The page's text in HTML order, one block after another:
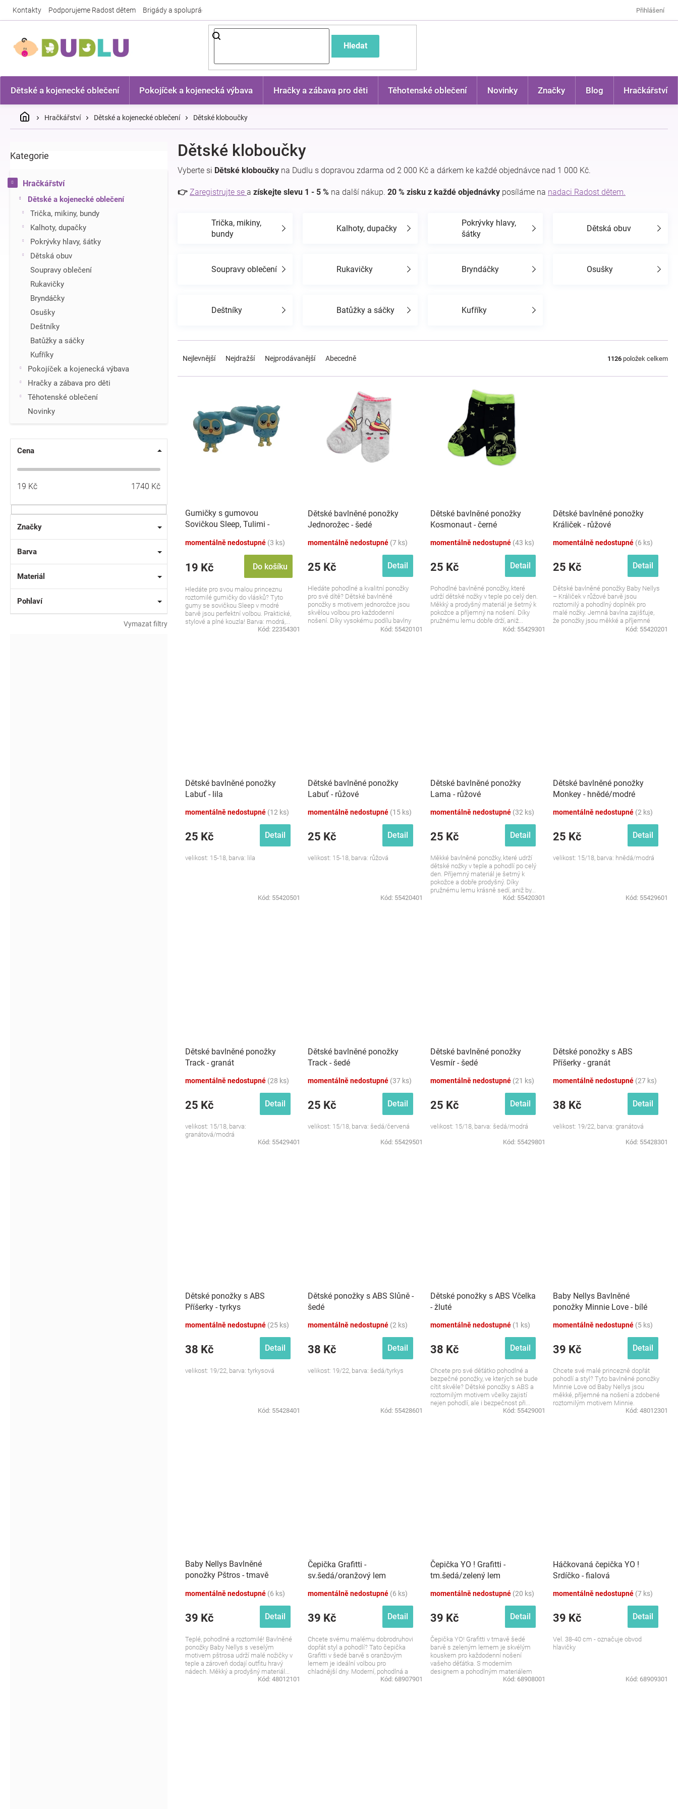
Kontakty Podporujeme Radost dětem Brigády a spolupráce Přihlášení
Hledat
Dětské a kojenecké oblečení Pokojíček a kojenecká výbava Hračky a zábava pro děti Těhotenské oblečení Novinky Značky Blog Hračkářství
DomůHračkářství Dětské a kojenecké oblečení Dětské kloboučky
o
t
r
Přeskočit
Kategorie
Hračkářství
Dětské a kojenecké oblečení
Trička, mikiny, bundy
Kalhoty, dupačky
Pokrývky hlavy, šátky
Dětská obuv
Soupravy oblečení
Rukavičky
Bryndáčky
Osušky
Deštníky
Batůžky a sáčky
Kufříky
Pokojíček a kojenecká výbava
Hračky a zábava pro děti
Těhotenské oblečení
Novinky
Cena
19 Kč 1740 Kč
Značky
Barva
Materiál
Pohlaví
Vymazat filtry
Dětské kloboučky
Vyberte si Dětské kloboučky na Dudlu s dopravou zdarma od 2 000 Kč a dárkem ke každé objednávce nad 1 000 Kč.
👉 Zaregistrujte se a získejte slevu 1 - 5 % na další nákup. 20 % zisku z každé objednávky posíláme na nadaci Radost dětem.
Trička, mikiny,
bundy
Kalhoty, dupačky
Pokrývky hlavy,
šátky
Dětská obuv
Soupravy oblečení Rukavičky Bryndáčky Osušky
Deštníky Batůžky a sáčky Kufříky
e
Nejlevnější Nejdražší Nejprodávanější Abecedně 1126 položek celkem
Gumičky s gumovou
Sovičkou Sleep, Tulimi -
momentálně nedostupné (3 ks)
19 Kč Do košíku
Hledáte pro svou malou princeznu
roztomilé gumičky do vlásků? Tyto
gumy se sovičkou Sleep v modré
barvě jsou perfektní volbou. Praktické,
stylové a plné kouzla! Barva: modrá,...
Kód: 22354301
Dětské bavlněné ponožky
Jednorožec - šedé
momentálně nedostupné (7 ks)
25 Kč Detail
Hledáte pohodlné a kvalitní ponožky
pro své dítě? Dětské bavlněné
ponožky s motivem jednorožce jsou
skvělou volbou pro každodenní
nošení. Díky vysokému podílu bavlny
Kód: 55420101
Dětské bavlněné ponožky
Kosmonaut - černé
momentálně nedostupné (43 ks)
25 Kč Detail
Pohodlné bavlněné ponožky, které
udrží dětské nožky v teple po celý den.
Měkký a prodyšný materiál je šetrný k
pokožce a příjemný na nošení. Díky
pružnému lemu dobře drží, aniž...
Kód: 55429301
Dětské bavlněné ponožky
Králiček - růžové
momentálně nedostupné (6 ks)
25 Kč Detail
Dětské bavlněné ponožky Baby Nellys
– Králiček v růžové barvě jsou
roztomilý a pohodlný doplněk pro
malé nožky. Jemná bavlna zajišťuje,
že ponožky jsou měkké a příjemné
Kód: 55420201
Dětské bavlněné ponožky
Labuť - lila
momentálně nedostupné (12 ks)
25 Kč Detail
velikost: 15-18, barva: lila
Kód: 55420501
Dětské bavlněné ponožky
Labuť - růžové
momentálně nedostupné (15 ks)
25 Kč Detail
velikost: 15-18, barva: růžová
Kód: 55420401
Dětské bavlněné ponožky
Lama - růžové
momentálně nedostupné (32 ks)
25 Kč Detail
Měkké bavlněné ponožky, které udrží
dětské nožky v teple a pohodlí po celý
den. Příjemný materiál je šetrný k
pokožce a dobře prodyšný. Díky
pružnému lemu krásně sedí, aniž by...
Kód: 55420301
Dětské bavlněné ponožky
Monkey - hnědé/modré
momentálně nedostupné (2 ks)
25 Kč Detail
velikost: 15/18, barva: hnědá/modrá
Kód: 55429601
Dětské bavlněné ponožky
Track - granát
momentálně nedostupné (28 ks)
25 Kč Detail
velikost: 15/18, barva:
granátová/modrá
Kód: 55429401
Dětské bavlněné ponožky
Track - šedé
momentálně nedostupné (37 ks)
25 Kč Detail
velikost: 15/18, barva: šedá/červená
Kód: 55429501
Dětské bavlněné ponožky
Vesmír - šedé
momentálně nedostupné (21 ks)
25 Kč Detail
velikost: 15/18, barva: šedá/modrá
Kód: 55429801
Dětské ponožky s ABS
Příšerky - granát
momentálně nedostupné (27 ks)
38 Kč Detail
velikost: 19/22, barva: granátová
Kód: 55428301
Dětské ponožky s ABS
Příšerky - tyrkys
momentálně nedostupné (25 ks)
38 Kč Detail
velikost: 19/22, barva: tyrkysová
Kód: 55428401
Dětské ponožky s ABS Slůně -
šedé
momentálně nedostupné (2 ks)
38 Kč Detail
velikost: 19/22, barva: šedá/tyrkys
Kód: 55428601
Dětské ponožky s ABS Včelka
- žluté
momentálně nedostupné (1 ks)
38 Kč Detail
Chcete pro své děťátko pohodlné a
bezpečné ponožky, ve kterých se bude
cítit skvěle? Dětské ponožky s ABS a
roztomilým motivem včelky zajistí
nejen pohodlí, ale i bezpečnost při...
Kód: 55429001
Baby Nellys Bavlněné
ponožky Minnie Love - bílé
momentálně nedostupné (5 ks)
39 Kč Detail
Chcete své malé princezně dopřát
pohodlí a styl? Tyto bavlněné ponožky
Minnie Love od Baby Nellys jsou
měkké, příjemné na nošení a zdobené
roztomilým motivem Minnie.
Kód: 48012301
Baby Nellys Bavlněné
ponožky Pštros - tmavě
momentálně nedostupné (6 ks)
39 Kč Detail
Teplé, pohodlné a roztomilé! Bavlněné
ponožky Baby Nellys s veselým
motivem pštrosa udrží malé nožičky v
teple a zároveň dodají outfitu hravý
nádech. Měkký a prodyšný materiál...
Kód: 48012101
Čepička Grafitti -
sv.šedá/oranžový lem
momentálně nedostupné (6 ks)
39 Kč Detail
Chcete svému malému dobrodruhovi
dopřát styl a pohodlí? Tato čepička
Grafitti v šedé barvě s oranžovým
lemem je ideální volbou pro
chladnější dny. Moderní, pohodlná a
Kód: 68907901
Čepička YO ! Grafitti -
tm.šedá/zelený lem
momentálně nedostupné (20 ks)
39 Kč Detail
Čepička YO! Grafitti v tmavě šedé
barvě s zeleným lemem je skvélým
kouskem pro každodenní nošení
vašeho děťátka. S moderním
designem a pohodlným materiálem
Kód: 68908001
Háčkovaná čepička YO !
Srdíčko - fialová
momentálně nedostupné (7 ks)
39 Kč Detail
Vel. 38-40 cm - označuje obvod
hlavičky
Kód: 68909301